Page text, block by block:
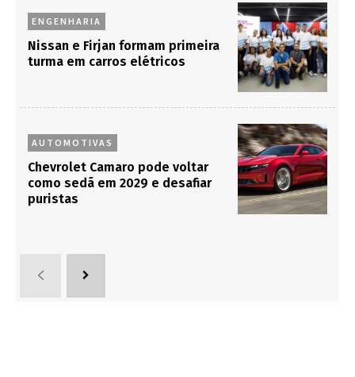
ENGENHARIA
Nissan e Firjan formam primeira
turma em carros elétricos
AUTOMOTIVAS
Chevrolet Camaro pode voltar
como sedã em 2029 e desafiar
puristas